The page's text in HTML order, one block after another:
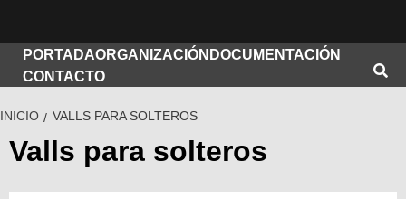
PORTADAORGANIZACIÓN DOCUMENTACIÓN
CONTACTO
INICIO VALLS PARA SOLTEROS
Valls para solteros